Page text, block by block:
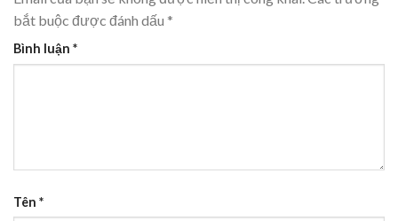
bắt buộc được đánh dấu *
Bình luận *
Tên *